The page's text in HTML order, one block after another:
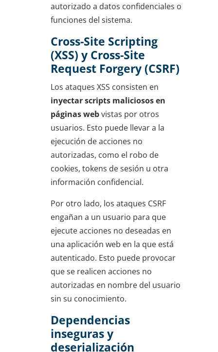
autorizado a datos confidenciales o
funciones del sistema.
Cross-Site Scripting
(XSS) y Cross-Site
Request Forgery (CSRF)
Los ataques XSS consisten en
inyectar scripts maliciosos en
páginas webvistas por otros
usuarios. Esto puede llevar a la
ejecución de acciones no
autorizadas, como el robo de
cookies, tokens de sesión u otra
información confidencial.
Por otro lado, los ataques CSRF
engañan a un usuario para que
ejecute acciones no deseadas en
una aplicación web en la que está
autenticado. Esto puede provocar
que se realicen acciones no
autorizadas en nombre del usuario
sin su conocimiento.
Dependencias
inseguras y
deserialización